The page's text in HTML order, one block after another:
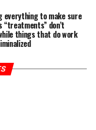
everything to make sure
“treatments” don’t
things that do work